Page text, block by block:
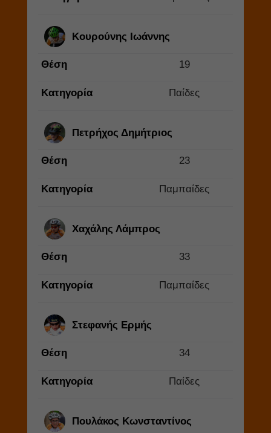
Κουρούνης Ιωάννης
Θέση 19
Κατηγορία Παίδες
Πετρήχος Δημήτριος
Θέση 23
Κατηγορία Παμπαίδες
Χαχάλης Λάμπρος
Θέση 33
Κατηγορία Παμπαίδες
Στεφανής Ερμής
Θέση 34
Κατηγορία Παίδες
Πουλάκος Κωνσταντίνος